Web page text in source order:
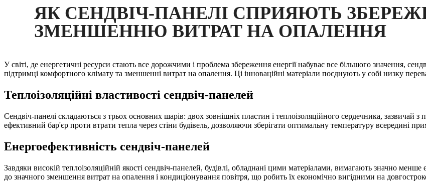
ЯК СЕНДВІЧ-ПАНЕЛІ СПРИЯЮТЬ
ЗМЕНШЕННЮ ВИТРАТ НА ОПАЛЕННЯ
У світі, де енергетичні ресурси стають все дорожчими і проблема збереження енергії набуває все більшого значення,
підтримці комфортного клімату та зменшенні витрат на опалення. Ці інноваційні матеріали поєднують у собі низку
Теплоізоляційні властивості сендвіч-панелей
Сендвіч-панелі складаються з трьох основних шарів: двох зовнішніх пластин і теплоізоляційного сердечника, зазвичай
ефективний бар'єр проти втрати тепла через стіни будівель, дозволяючи зберігати оптимальну температуру всередині
Енергоефективність сендвіч-панелей
Завдяки високій теплоізоляційній якості сендвіч-панелей, будівлі, обладнані цими матеріалами, вимагають значно
до значного зменшення витрат на опалення і кондиціонування повітря, що робить їх економічно вигідними на